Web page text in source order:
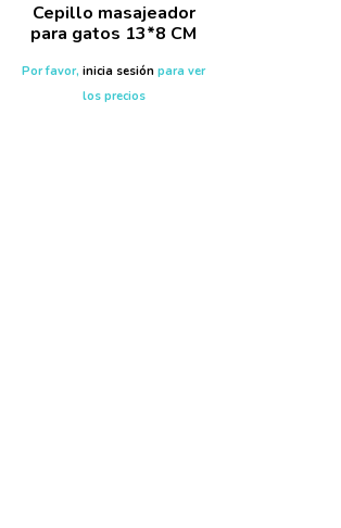
Cepillo masajeador
para gatos 13*8 CM
Por favor,inicia sesión para ver
los precios